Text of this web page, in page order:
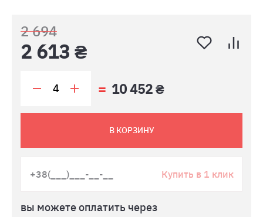
2 694
2 613 ₴
10 452 ₴
В КОРЗИНУ
Купить в 1 клик
вы можете оплатить через